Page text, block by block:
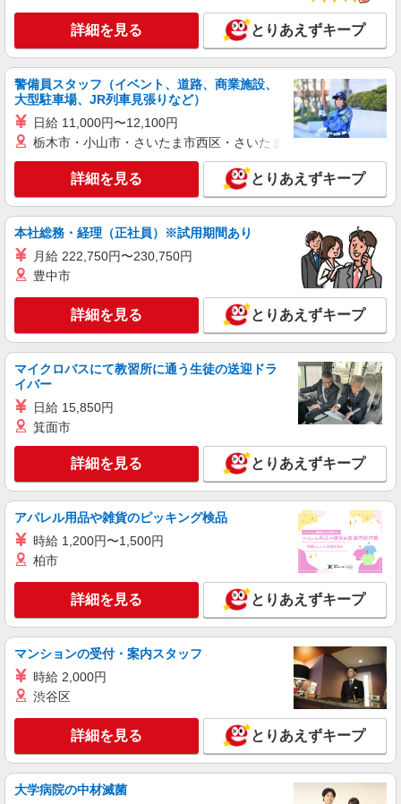
園） 神奈川県横浜市南区白妙町4423藤和阪東橋ハ
イタウン110
キープ 詳細を見る
正社員
株式会社アスカ 横浜支店（jb570379）
私立認可保育園の保育士
月給 217,000円 〜 255,900円 ※給与幅は経
験・能力により考慮 賞与あり 交通費あり／実費支
給(上限55,000円/月) 《給与内訳》 基本給：
185,700〜224,600円 特殊業務手当：7,800円〜 処
遇改善手当：8,500円 地域手当：15,000円〜 固定
残業代なし：時間外は別途支給
■清水ケ丘保育園（私立認可保育園） 神奈川県
横浜市南区清水ヶ丘25
詳細を見る
株式会社アスカ 横浜支店（jb525828）
私立認可保育園の保育士
力により考慮 賞与あり 交通費あり／全額支給
■久良岐保育園（私立認可保育園） 神奈川県横
キープ
正社員
株式会社アスカ 横浜支店（jb602586）
企業内保育園・企業主導型の保育士
月給 215,000円 〜 325,000円 ※給与幅は経
験・能力により考慮 賞与あり 交通費あり／上限2
万円／月 【給与内訳】 基本給：180,000円 資格手
当：20,000円〜 功労手当：15,000円〜 役職手当：
0円〜20,000円
■横浜南プリスクール（企業内保育園・企業主
導型） 神奈川県横浜市南区通町23912ライオンズ
マンション通町1F
キープ 詳細を見る
派遣社員
株式会社ブレイブ（マイナビグループ）/MD14
保育士（要資格） ◆保育園、学童施設、企業
内保育室など多数あり
時給1,400〜1,600円＋交通費 ※給与幅は経
験・能力による ◆支払い方法 ＊日払い・週払い可
◆交通費：別途全額支給 ※当社規定あり
詳細を見る とりあえずキープ
警備員スタッフ（イベント、道路、商業施設、
大型駐車場、JR列車見張りなど）
日給 11,000円〜12,100円
栃木市・小山市・さいたま市西区・さいたま市岩槻区・久喜市・
詳細を見る とりあえずキープ
本社総務・経理（正社員）※試用期間あり
月給 222,750円〜230,750円
豊中市
詳細を見る とりあえずキープ
マイクロバスにて教習所に通う生徒の送迎ドラ
イバー
日給 15,850円
箕面市
詳細を見る とりあえずキープ
アパレル用品や雑貨のピッキング検品
時給 1,200円〜1,500円
柏市
詳細を見る とりあえずキープ
マンションの受付・案内スタッフ
時給 2,000円
渋谷区
詳細を見る とりあえずキープ
大学病院の中材滅菌